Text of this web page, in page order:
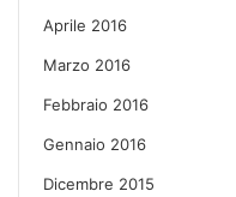
Aprile 2016
Marzo 2016
Febbraio 2016
Gennaio 2016
Dicembre 2015